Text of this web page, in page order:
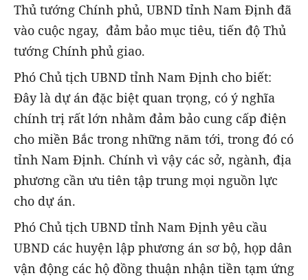
Thủ tướng Chính phủ, UBND tỉnh Nam Định đã
vào cuộc ngay, đảm bảo mục tiêu, tiến độ Thủ
tướng Chính phủ giao.
Phó Chủ tịch UBND tỉnh Nam Định cho biết:
Đây là dự án đặc biệt quan trọng, có ý nghĩa
chính trị rất lớn nhằm đảm bảo cung cấp điện
cho miền Bắc trong những năm tới, trong đó có
tỉnh Nam Định. Chính vì vậy các sở, ngành, địa
phương cần ưu tiên tập trung mọi nguồn lực
cho dự án.
Phó Chủ tịch UBND tỉnh Nam Định yêu cầu
UBND các huyện lập phương án sơ bộ, họp dân
vận động các hộ đồng thuận nhận tiền tạm ứng